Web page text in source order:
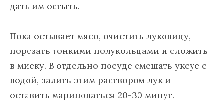
дать им остыть.
Пока остывает мясо, очистить луковицу,
порезать тонкими полукольцами и сложить
в миску. В отдельно посуде смешать уксус с
водой, залить этим раствором лук и
оставить мариноваться 20-30 минут.